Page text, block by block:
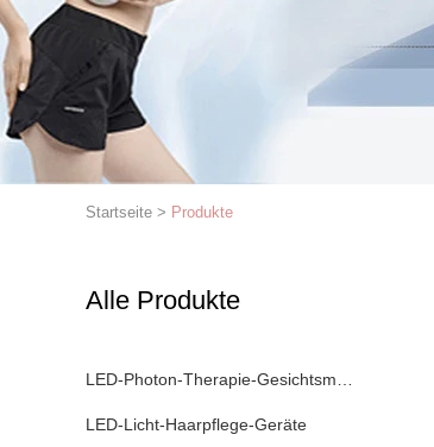
Startseite > Produkte
Alle Produkte
LED-Photon-Therapie-Gesichtsmaschine
LED-Licht-Haarpflege-Geräte